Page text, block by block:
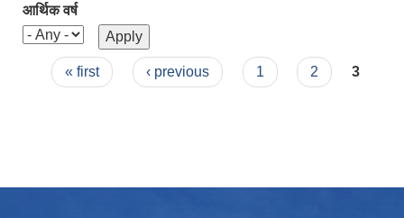
आर्थिक वर्ष
Pages
« first ‹ previous 1 2 3